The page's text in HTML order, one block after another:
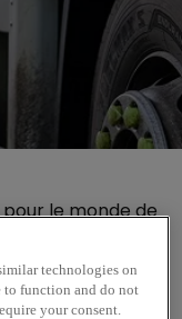
le monde de
professionnels
et
une croissance
sont au cœur de
technologies on
to function and do not
your consent.